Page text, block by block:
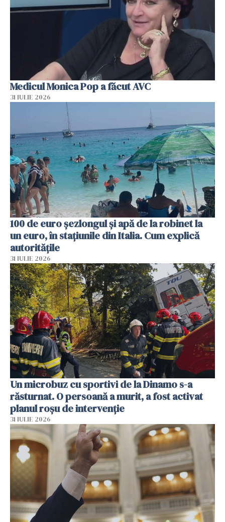
Medicul Monica Pop a făcut AVC
31 IULIE 2026
100 de euro șezlongul și apă de la robinet la
un euro, în stațiunile din Italia. Cum explică
autoritățile
31 IULIE 2026
Un microbuz cu sportivi de la Dinamo s-a
răsturnat. O persoană a murit, a fost activat
planul roșu de intervenție
31 IULIE 2026